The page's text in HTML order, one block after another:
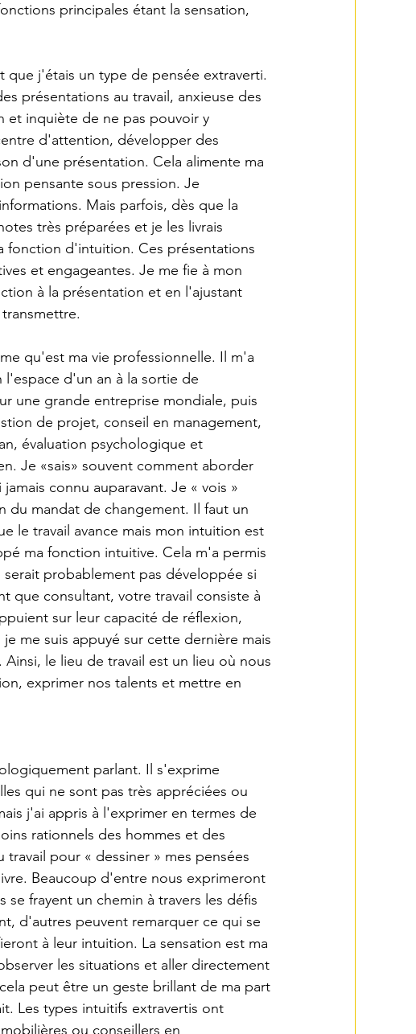
principales étant la sensation,
j'étais un type de pensée extraverti.
présentations au travail, anxieuse des
et inquiète de ne pas pouvoir y
d'attention, développer des
d'une présentation. Cela alimente ma
pensante sous pression. Je
Mais parfois, dès que la
très préparées et je les livrais
fonction d'intuition. Ces présentations
et engageantes. Je me fie à mon
à la présentation et en l'ajustant
qu'est ma vie professionnelle. Il m'a
l'espace d'un an à la sortie de
une grande entreprise mondiale, puis
de projet, conseil en management,
évaluation psychologique et
Je «sais» souvent comment aborder
connu auparavant. Je « vois »
du mandat de changement. Il faut un
le travail avance mais mon intuition est
ma fonction intuitive. Cela m'a permis
probablement pas développée si
que consultant, votre travail consiste à
sur leur capacité de réflexion,
me suis appuyé sur cette dernière mais
le lieu de travail est un lieu où nous
exprimer nos talents et mettre en
parlant. Il s'exprime
qui ne sont pas très appréciées ou
j'ai appris à l'exprimer en termes de
rationnels des hommes et des
pour « dessiner » mes pensées
Beaucoup d'entre nous exprimeront
se frayent un chemin à travers les défis
d'autres peuvent remarquer ce qui se
à leur intuition. La sensation est ma
les situations et aller directement
peut être un geste brillant de ma part
Les types intuitifs extravertis ont
ou conseillers en